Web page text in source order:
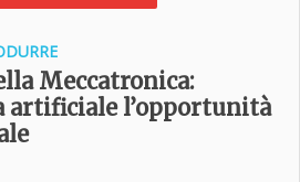
Meccatronica:
artificiale l’opportunità